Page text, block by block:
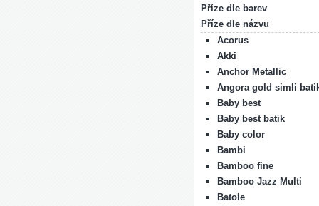
Příze dle barev
Příze dle názvu
Acorus
Akki
Anchor Metallic
Angora gold simli
Baby best
Baby best batik
Baby color
Bambi
Bamboo fine
Bamboo Jazz Multi
Batole